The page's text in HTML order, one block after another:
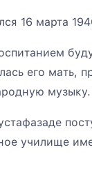
16 марта
его мать,
музыку.
училище